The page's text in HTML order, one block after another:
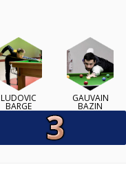
LUDOVIC
BARGE
GAUVAIN
BAZIN